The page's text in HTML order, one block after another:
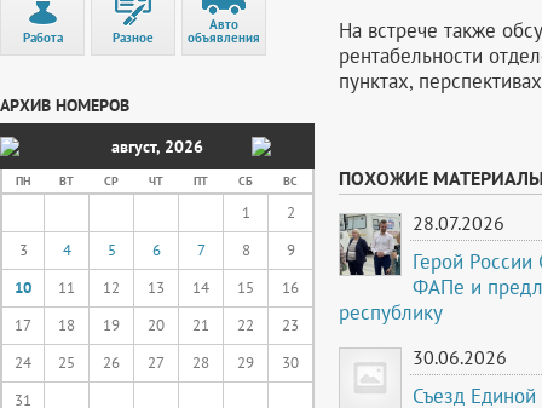
Работа Разное
Авто
объявления
АРХИВ НОМЕРОВ
август, 2026
ПН ВТ СР ЧТ ПТ СБ ВС
1
2
3
4 5 6 7 8
9
10
11 12 13 14 15
16
17
18 19 20 21 22
23
24
25 26 27 28 29
30
31
На встрече также
рентабельности
пунктах,
ПОХОЖИЕ
28.07.2026
Герой
ФАПе и
республику
30.06.2026
Съезд